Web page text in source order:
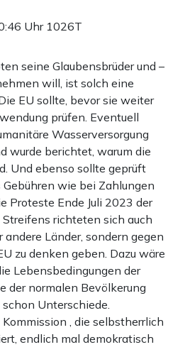
Uhr 1026T
seine Glaubensbrüder und –
will, ist solch eine
EU sollte, bevor sie weiter
prüfen. Eventuell
Wasserversorgung
wurde berichtet, warum die
Und ebenso sollte geprüft
wie bei Zahlungen
Proteste Ende Juli 2023 der
Streifens richteten sich auch
andere Länder, sondern gegen
zu denken geben. Dazu wäre
Lebensbedingungen der
der normalen Bevölkerung
Unterschiede.
, die selbstherrlich
endlich mal demokratisch